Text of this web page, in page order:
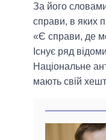
За його
справи, в яких
«Є справи, де
Існує ряд
Національне
мають свій